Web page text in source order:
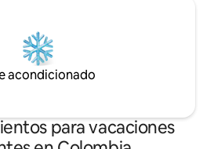
acondicionado
para vacaciones